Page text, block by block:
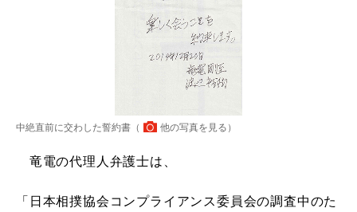
中絶直前に交わした誓約書（ 他の写真を見る ）
竜電の代理人弁護士は、
「日本相撲協会コンプライアンス委員会の調査中のた